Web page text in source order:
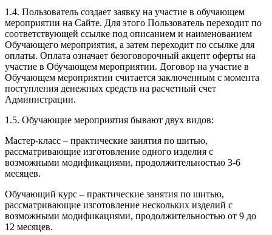
1.4. Пользователь создает заявку на участие в обучающем
мероприятии на Сайте. Для этого Пользователь переходит по
соответствующей ссылке под описанием и наименованием
Обучающего мероприятия, а затем переходит по ссылке для
оплаты. Оплата означает безоговорочный акцепт оферты на
участие в Обучающем мероприятии. Договор на участие в
Обучающем мероприятии считается заключенным с момента
поступления денежных средств на расчетный счет
Администрации.
1.5. Обучающие мероприятия бывают двух видов:
Мастер-класс – практические занятия по шитью,
рассматривающие изготовление одного изделия с
возможными модификациями, продолжительностью 3-6
месяцев.
Обучающий курс – практические занятия по шитью,
рассматривающие изготовление нескольких изделий с
возможными модификациями, продолжительностью от 9 до
12 месяцев.